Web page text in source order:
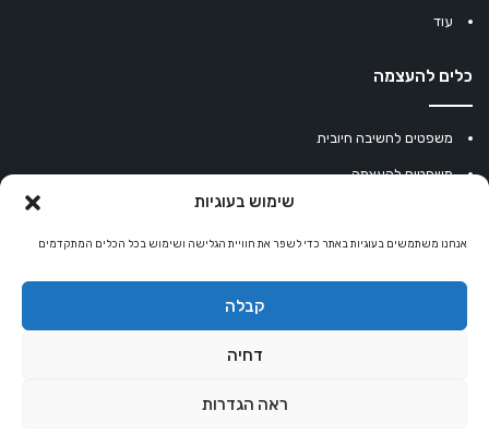
שימוש בעוגיות
אנחנו משתמשים בעוגיות באתר כדי לשפר את חוויית הגלישה ושימוש בכל הכלים המתקדמים
קבלה
דחיה
ראה הגדרות
עוד
כלים להעצמה
משפטים לחשיבה חיובית
משפטים להעצמה
מחשבון נומרולוגיה
קריסטלים למזלות
© כל הזכויות שמורות 2026 |